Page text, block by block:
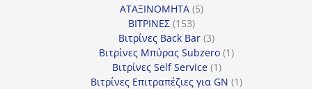
ΑΤΑΞΙΝΟΜΗΤΑ 55
ΒΙΤΡΙΝΕΣ 153153
προϊόντα
Βιτρίνες Back Bar 33
προϊόντα
Βιτρίνες Mπύρας Subzero 11
Βιτρίνες Self Service 11
προϊόν
Βιτρίνες Επιτραπέζιες για GN 11